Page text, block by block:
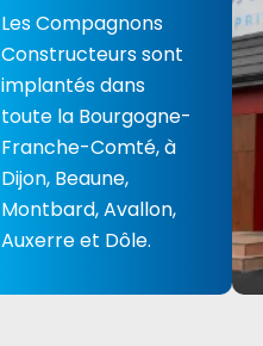
Les Compagnons
Constructeurs sont
implantés dans
toute la Bourgogne-
Franche-Comté, à
Dijon, Beaune,
Montbard, Avallon,
Auxerre et Dôle.